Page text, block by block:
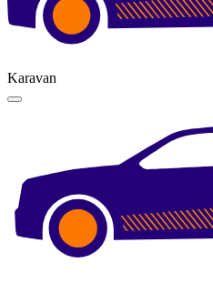
Karavan